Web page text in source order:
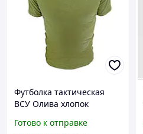
Футболка тактическая
ВСУ Олива хлопок
Готово к отправке